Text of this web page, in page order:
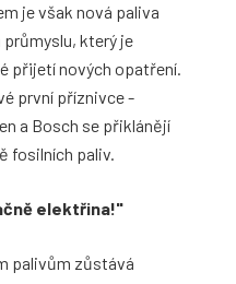
je však nová paliva
který je
přijetí nových opatření.
první příznivce -
a Bosch se přiklánějí
fosilních paliv.
elektřina!"
palivům zůstává